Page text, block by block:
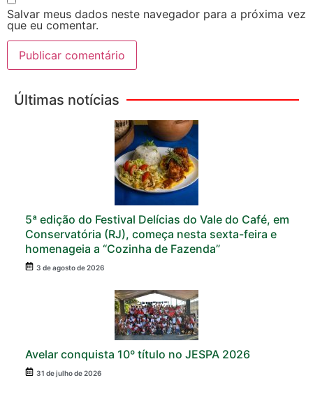
Salvar meus dados neste navegador para a próxima vez
que eu comentar.
Últimas notícias
5ª edição do Festival Delícias do Vale do Café, em
Conservatória (RJ), começa nesta sexta-feira e
homenageia a “Cozinha de Fazenda”
3 de agosto de 2026
Avelar conquista 10º título no JESPA 2026
31 de julho de 2026